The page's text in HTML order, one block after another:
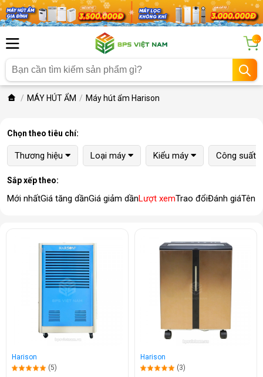
...
MÁY HÚT ẨM Máy hút ẩm Harison
Chọn theo tiêu chí:
Thương hiệu Loại máy Kiểu máy Công suất
Sắp xếp theo:
Mới nhấtGiá tăng dầnGiá giảm dầnLượt xemTrao đổiĐánh giáTên
Harison
(5)
Harison
(3)